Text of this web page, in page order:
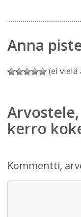
Anna
(ei vielä
kerro
Kommentti,